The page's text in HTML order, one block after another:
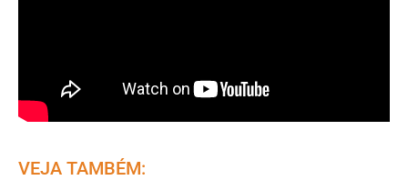
VEJA TAMBÉM: